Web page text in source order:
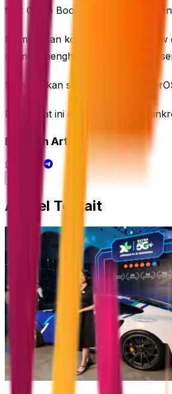
fitur Game Boost, layarnya bisa
Memadukan konsep Digital
mampu menghasilkan perpaduan
Menjalankan sistem operasi
Perangkat ini dapat melakukan
Bagikan Artikel
Artikel Terkait